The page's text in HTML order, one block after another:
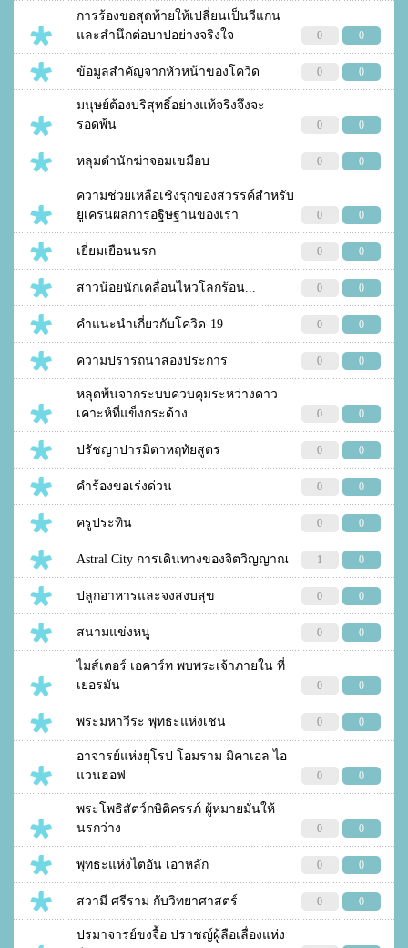
การร้องขอสุดท้ายให้เปลี่ยนเป็นวีแกน
และสำนึกต่อบาปอย่างจริงใจ
0 0
ข้อมูลสำคัญจากหัวหน้าของโควิด 0 0
มนุษย์ต้องบริสุทธิ์อย่างแท้จริงจึงจะ
รอดพ้น
0 0
หลุมดำนักฆ่าจอมเขมือบ 0 0
ความช่วยเหลือเชิงรุกของสวรรค์สำหรับ
ยูเครนผลการอฐิษฐานของเรา
0 0
เยี่ยมเยือนนรก 0 0
สาวน้อยนักเคลื่อนไหวโลกร้อน... 0 0
คำแนะนำเกี่ยวกับโควิด-19 0 0
ความปรารถนาสองประการ 0 0
หลุดพ้นจากระบบควบคุมระหว่างดาว
เคาะห์ที่แข็งกระด้าง
0 0
ปรัชญาปารมิตาหฤทัยสูตร 0 0
คำร้องขอเร่งด่วน 0 0
ครูประทิน 0 0
Astral City การเดินทางของจิตวิญญาณ 1 0
ปลูกอาหารและจงสงบสุข 0 0
สนามแข่งหนู 0 0
ไมส์เตอร์ เอคาร์ท พบพระเจ้าภายใน ที่
เยอรมัน
0 0
พระมหาวีระ พุทธะแห่งเชน 0 0
อาจารย์แห่งยุโรป โอมราม มิคาเอล ไอ
แวนฮอฟ
0 0
พระโพธิสัตว์กษิติครรภ์ ผู้หมายมั่นให้
นรกว่าง
0 0
พุทธะแห่งไตอัน เอาหลัก 0 0
สวามี ศรีราม กับวิทยาศาสตร์ 0 0
ปรมาจารย์ขงจื้อ ปราชญ์ผู้ลือเลื่องแห่ง